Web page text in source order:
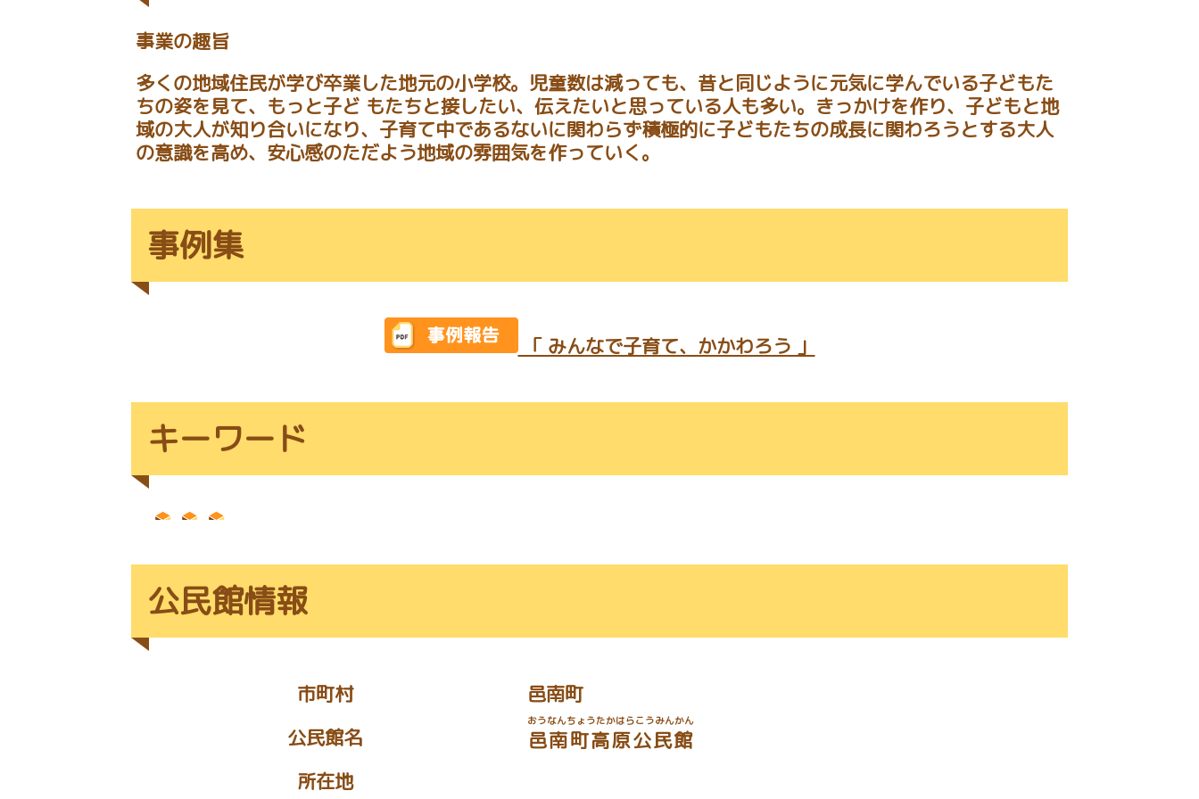
事業の趣旨
多くの地域住民が学び卒業した地元の小学校。児童数は減っても、昔と同じように元気に学んでいる子どもた
ちの姿を見て、もっと子ど もたちと接したい、伝えたいと思っている人も多い。きっかけを作り、子どもと地
域の大人が知り合いになり、子育て中であるないに関わらず積極的に子どもたちの成長に関わろうとする大人
の意識を高め、安心感のただよう地域の雰囲気を作っていく。
事例集
「 みんなで子育て、かかわろう 」
キーワード
公民館情報
市町村
邑南町
公民館名
邑南町高原公民館
おうなんちょうたかはらこうみんかん
所在地